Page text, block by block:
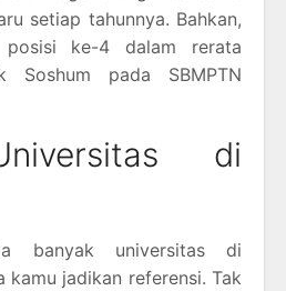
setiap tahunnya. Bahkan,
posisi ke-4 dalam rerata
Soshum pada SBMPTN
di
banyak universitas di
kamu jadikan referensi. Tak